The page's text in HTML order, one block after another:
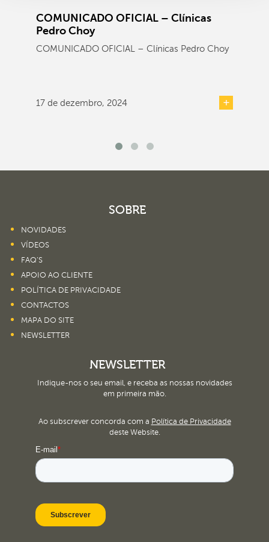
COMUNICADO OFICIAL – Clínicas
Pedro Choy
COMUNICADO OFICIAL – Clínicas Pedro Choy
17 de dezembro, 2024
SOBRE
NOVIDADES
VÍDEOS
FAQ’S
APOIO AO CLIENTE
POLÍTICA DE PRIVACIDADE
CONTACTOS
MAPA DO SITE
NEWSLETTER
NEWSLETTER
Indique-nos o seu email, e receba as nossas novidades
em primeira mão.
Ao subscrever concorda com a Política de Privacidade
deste Website.